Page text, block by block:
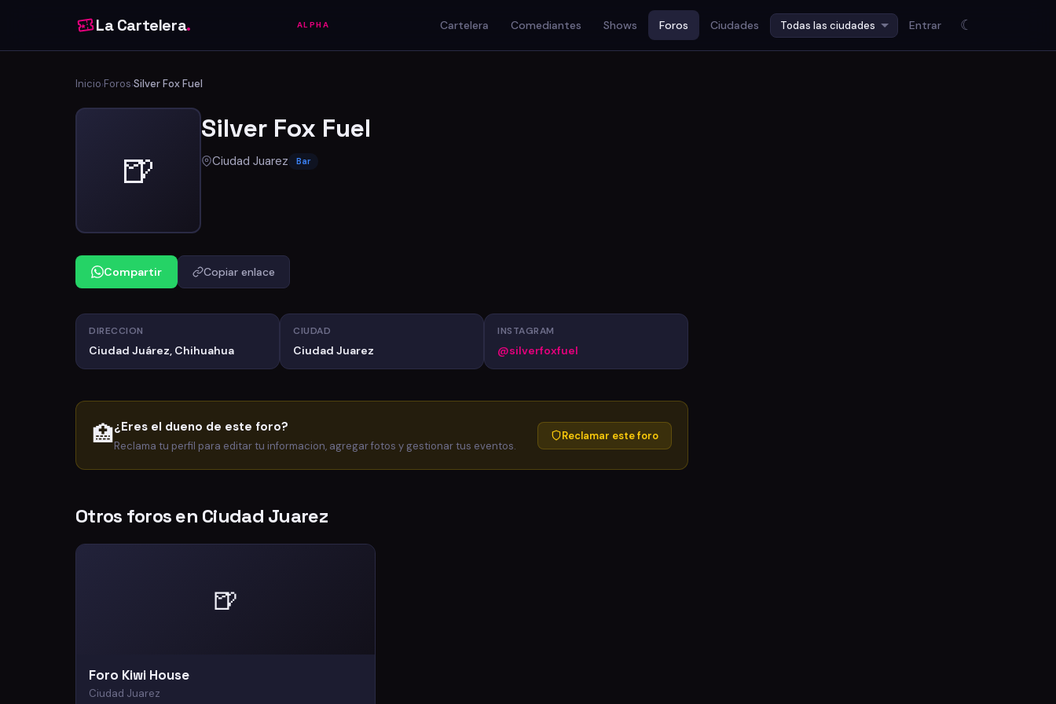
La Cartelera. ALPHA Cartelera Comediantes Shows Foros Ciudades Entrar ☾
Inicio›Foros›Silver Fox Fuel
🍺
Silver Fox Fuel
Ciudad Juarez Bar
Compartir Copiar enlace
DIRECCION
Ciudad Juárez, Chihuahua
CIUDAD
Ciudad Juarez
INSTAGRAM
@silverfoxfuel
🏥¿Eres el dueno de este foro?
Reclama tu perfil para editar tu informacion, agregar fotos y gestionar tus eventos.
Reclamar este foro
Otros foros en Ciudad Juarez
🍺
Foro Kiwi House
Ciudad Juarez